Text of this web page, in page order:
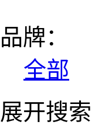
品牌：
全部
展开搜索